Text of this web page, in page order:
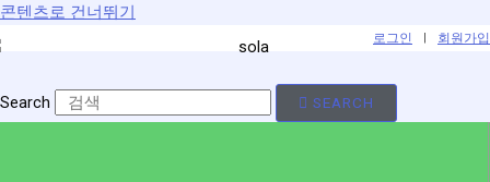
콘텐츠로 건너뛰기
로그인 | 회원가입
Search SEARCH